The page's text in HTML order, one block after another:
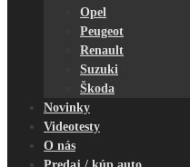
Opel
Peugeot
Renault
Suzuki
Škoda
Novinky
Videotesty
O nás